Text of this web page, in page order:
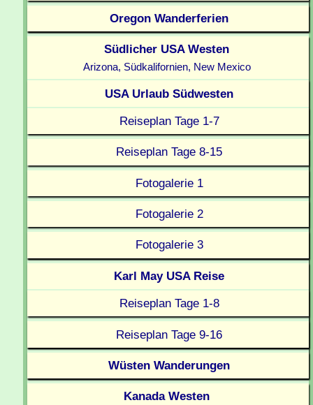
Oregon Wanderferien
Südlicher USA Westen
Arizona, Südkalifornien, New Mexico
USA Urlaub Südwesten
Reiseplan Tage 1-7
Reiseplan Tage 8-15
Fotogalerie 1
Fotogalerie 2
Fotogalerie 3
Karl May USA Reise
Reiseplan Tage 1-8
Reiseplan Tage 9-16
Wüsten Wanderungen
Kanada Westen